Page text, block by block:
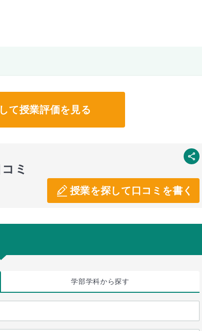
て授業評価を見る
ミ
授業を探して口コミを書く
SNS
学部学科から探す